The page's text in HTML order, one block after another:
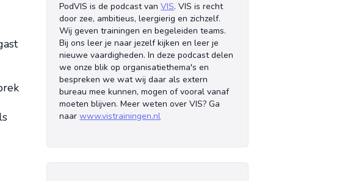
PodVIS is de podcast vanVIS. VIS is recht
door zee, ambitieus, leergierig en zichzelf.
Wij geven trainingen en begeleiden teams.
Bij ons leer je naar jezelf kijken en leer je
nieuwe vaardigheden. In deze podcast delen
we onze blik op organisatiethema's en
bespreken we wat wij daar als extern
bureau mee kunnen, mogen of vooral vanaf
moeten blijven. Meer weten over VIS? Ga
naarwww.vistrainingen.nl